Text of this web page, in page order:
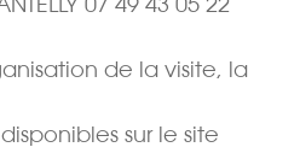
de la visite, la
sur le site